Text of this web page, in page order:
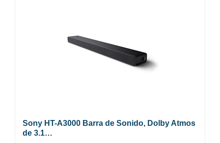
Sony HT-A3000 Barra de Sonido, Dolby Atmos
de 3.1…